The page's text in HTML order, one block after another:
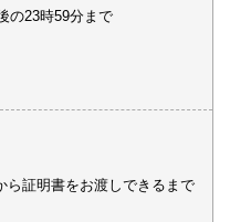
の23時59分まで
ら証明書をお渡しできるまで